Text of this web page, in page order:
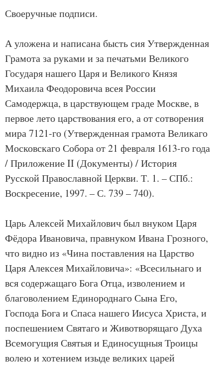
Своеручные подписи.
А уложена и написана бысть сия Утвержденная
Грамота за руками и за печатьми Великого
Государя нашего Царя и Великого Князя
Михаила Феодоровича всея России
Самодержца, в царствующем граде Москве, в
первое лето царствования его, а от сотворения
мира 7121-го (Утвержденная грамота Великаго
Московскаго Собора от 21 февраля 1613-го года
/ Приложение II (Документы) / История
Русской Православной Церкви. Т. 1. – СПб.:
Воскресение, 1997. – С. 739 – 740).
Царь Алексей Михайлович был внуком Царя
Фёдора Ивановича, правнуком Ивана Грозного,
что видно из «Чина поставления на Царство
Царя Алексея Михайловича»: «Всесильнаго и
вся содержащаго Бога Отца, изволением и
благоволением Единороднаго Сына Его,
Господа Бога и Спаса нашего Иисуса Христа, и
поспешением Святаго и Животворящаго Духа
Всемогущия Святыя и Единосущныя Троицы
волею и хотением изыде великих царей